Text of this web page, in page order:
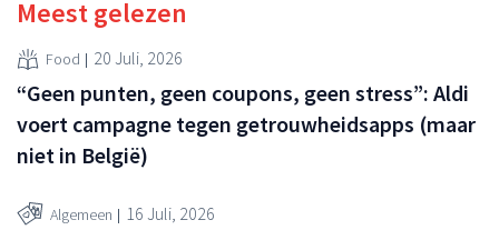
Meest gelezen
Food 20 Juli, 2026
“Geen punten, geen coupons, geen stress”: Aldi
voert campagne tegen getrouwheidsapps (maar
niet in België)
Algemeen 16 Juli, 2026